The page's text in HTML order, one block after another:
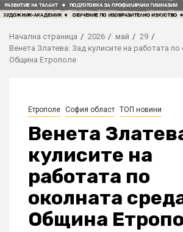
Начална страница 2026 май
29
Венета Златева: Зад кулисите на работата
Община Етрополе
Етрополе София област ТОП новини
Венета
кулисите на
работата по
околната
Община